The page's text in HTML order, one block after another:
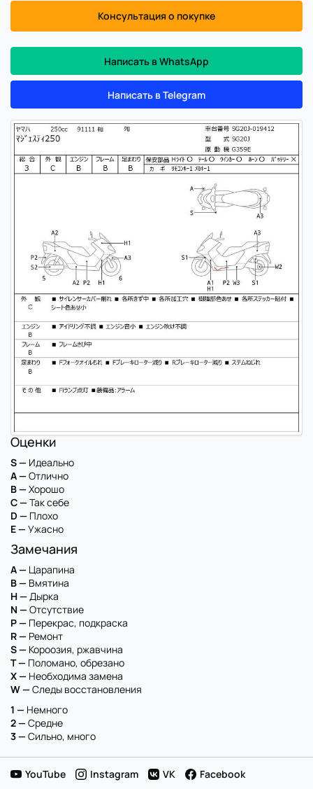
Консультация о покупке
Написать в WhatsApp
Написать в Telegram
Оценки
S — Идеально
A — Отлично
B — Хорошо
C — Так себе
D — Плохо
E — Ужасно
Замечания
A — Царапина
B — Вмятина
H — Дырка
N — Отсутствие
P — Перекрас, подкраска
R — Ремонт
S — Короозия, ржавчина
T — Поломано, обрезано
X — Необходима замена
W — Следы восстановления
1 — Немного
2 — Средне
3 — Сильно, много
YouTube Instagram VK Facebook